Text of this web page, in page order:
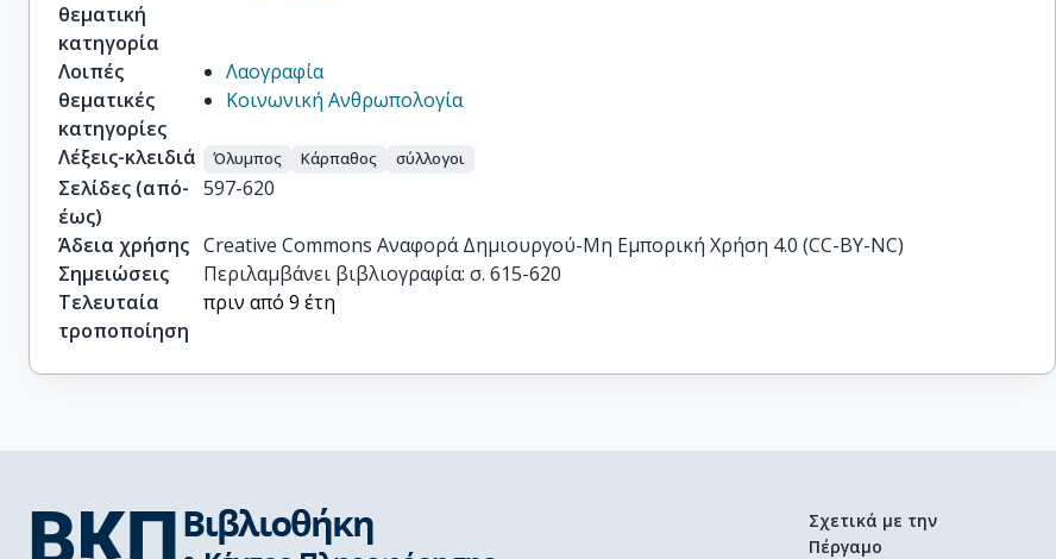
θεματική
κατηγορία
Λοιπές
θεματικές
κατηγορίες
Λαογραφία
Κοινωνική Ανθρωπολογία
Λέξεις-κλειδιά Όλυμπος Κάρπαθος σύλλογοι
Σελίδες (από-
έως)
597-620
Άδεια χρήσης Creative Commons Αναφορά Δημιουργού-Μη Εμπορική Χρήση 4.0 (CC-BY-NC)
Σημειώσεις
Περιλαμβάνει βιβλιογραφία: σ. 615-620
Τελευταία
τροποποίηση
πριν από 9 έτη
Σχετικά με την
Πέργαμο